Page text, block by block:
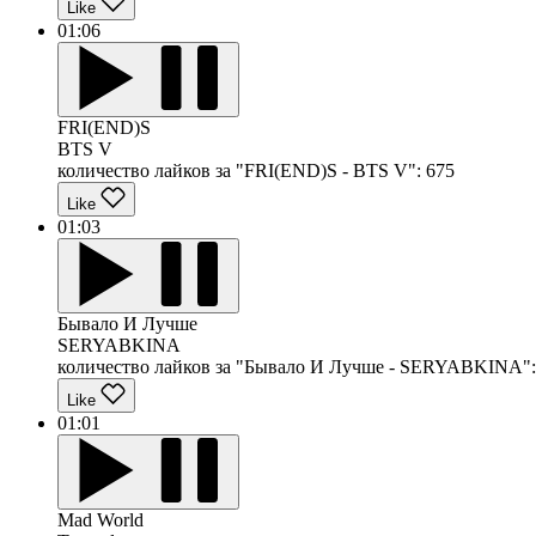
Like
01:06
FRI(END)S
BTS V
количество лайков за "FRI(END)S - BTS V": 675
Like
01:03
Бывало И Лучше
SERYABKINA
количество лайков за "Бывало И Лучше - SERYABKINA":
Like
01:01
Mad World